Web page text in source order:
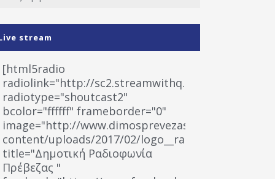
stream
[html5radio
radiolink="http://sc2.streamwithq.com:8028/
radiotype="shoutcast2"
bcolor="ffffff" frameborder="0"
image="http://www.dimosprevezas.gr/wp-
content/uploads/2017/02/logo__radiofonias.jpg"
title="Δημοτική Ραδιοφωνία
Πρέβεζας "